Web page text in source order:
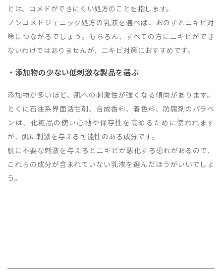
とは、コメドができにくい処方のことを指します。
ノンコメドジェニック処方の乳液を選べば、おのずとニキビ対
策につながるでしょう。もちろん、すべての方にニキビができ
ないわけではありませんが、ニキビ対策におすすめです。
・添加物の少ない低刺激な製品を選ぶ
添加物が多いほど、肌への刺激性が強くなる傾向があります。
とくに石油系界面活性剤、合成香料、着色料、防腐剤のパラベ
ンは、化粧品の使い心地や保存性を高めるために使われます
が、肌に刺激を与える可能性のある成分です。
肌に不要な刺激を与えるとニキビが悪化する恐れがあるので、
これらの成分が含まれていない乳液を選んだほうがいいでしょ
う。